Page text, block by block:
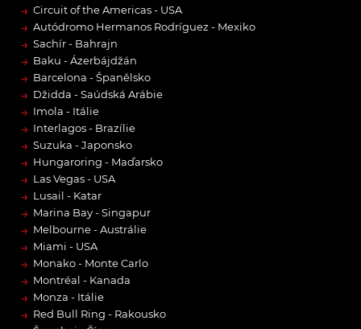
→ Circuit of the Americas - USA
→ Autódromo Hermanos Rodríguez - Mexiko
→ Sachír - Bahrajn
→ Baku - Ázerbájdžán
→ Barcelona - Španělsko
→ Džidda - Saúdská Arábie
→ Imola - Itálie
→ Interlagos - Brazílie
→ Suzuka - Japonsko
→ Hungaroring - Maďarsko
→ Las Vegas - USA
→ Lusail - Katar
→ Marina Bay - Singapur
→ Melbourne - Austrálie
→ Miami - USA
→ Monako - Monte Carlo
→ Montréal - Kanada
→ Monza - Itálie
→ Red Bull Ring - Rakousko